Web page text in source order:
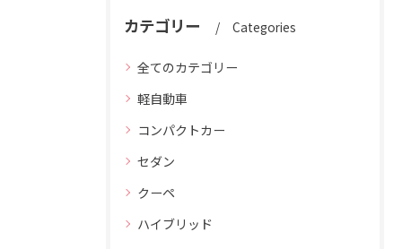
カテゴリー Categories
全てのカテゴリー
軽自動車
コンパクトカー
セダン
クーペ
ハイブリッド